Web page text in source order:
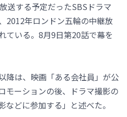
送する予定だったSBSドラマ
2012年ロンドン五輪の中継放
ている。8月9日第20話で幕を
降は、映画「ある会社員」が公
モーションの後、ドラマ撮影の
などに参加する」と述べた。